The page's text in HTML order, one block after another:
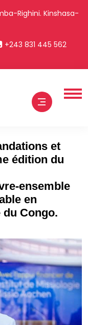
Righini. Kinshasa-
+243 831 445 562
et
édition du
ensemble
en
Congo.